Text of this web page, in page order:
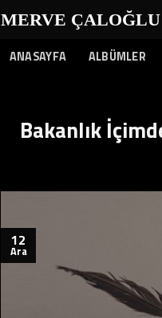
MERVE ÇALOĞLU
ANASAYFA ALBÜMLER
Bakanlık
12
Ara